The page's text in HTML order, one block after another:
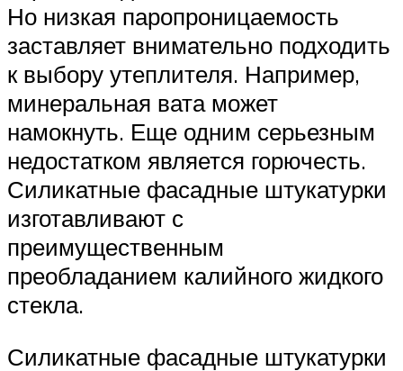
Но низкая паропроницаемость
заставляет внимательно подходить
к выбору утеплителя. Например,
минеральная вата может
намокнуть. Еще одним серьезным
недостатком является горючесть.
Силикатные фасадные штукатурки
изготавливают с
преимущественным
преобладанием калийного жидкого
стекла.
Силикатные фасадные штукатурки